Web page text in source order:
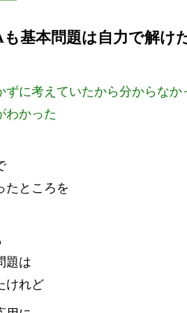
基本問題は自力で解け
ずに考えていたから分からなか
わかった
たところを
題は
けれど